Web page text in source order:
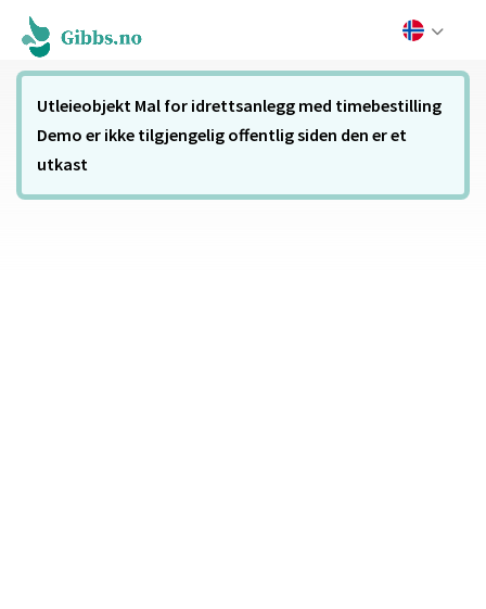
Utleieobjekt Mal for idrettsanlegg med timebestilling
Demo er ikke tilgjengelig offentlig siden den er et
utkast